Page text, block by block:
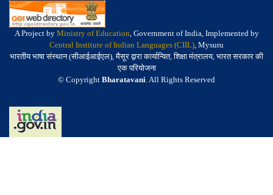
A Project by Ministry of Education, Government of India, Implemented by
Central Institute of Indian Languages (CIIL), Mysuru
भारतीय भाषा संस्थान (सीआईआईएल), मैसूर द्वारा कार्यान्वित, शिक्षा मंत्रालय, भारत सरकार की
एक परियोजना
© Copyright Bharatavani. All Rights Reserved